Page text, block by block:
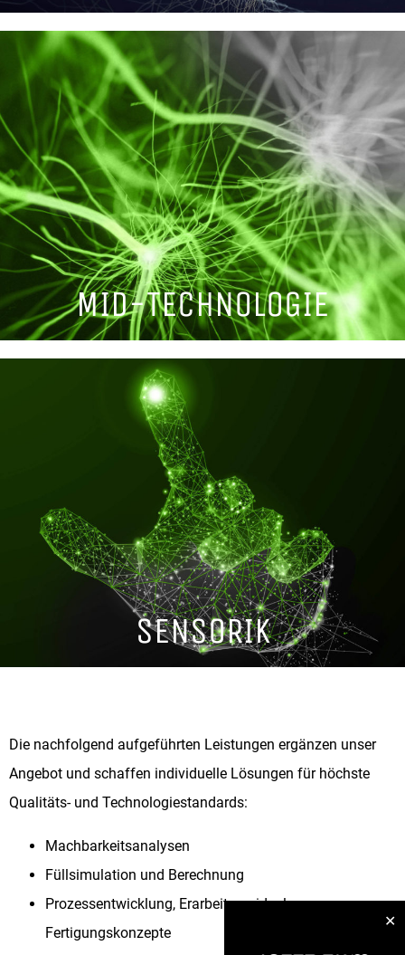
MID-TECHNOLOGIE
SENSORIK
Die nachfolgend aufgeführten Leistungen ergänzen unser
Angebot und schaffen individuelle Lösungen für höchste
Qualitäts- und Technologiestandards:
Machbarkeitsanalysen
Füllsimulation und Berechnung
Prozessentwicklung, Erarbeitung idealer
Fertigungskonzepte
✕